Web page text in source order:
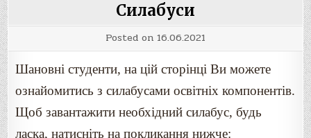
Силабуси
Posted on 16.06.2021
Шановні студенти, на цій сторінці Ви можете
ознайомитись з силабусами освітніх компонентів.
Щоб завантажити необхідний силабус, будь
ласка, натисніть на покликання нижче: